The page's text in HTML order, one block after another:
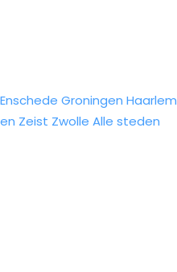
Enschede Groningen Haarlem
Zeist Zwolle Alle steden